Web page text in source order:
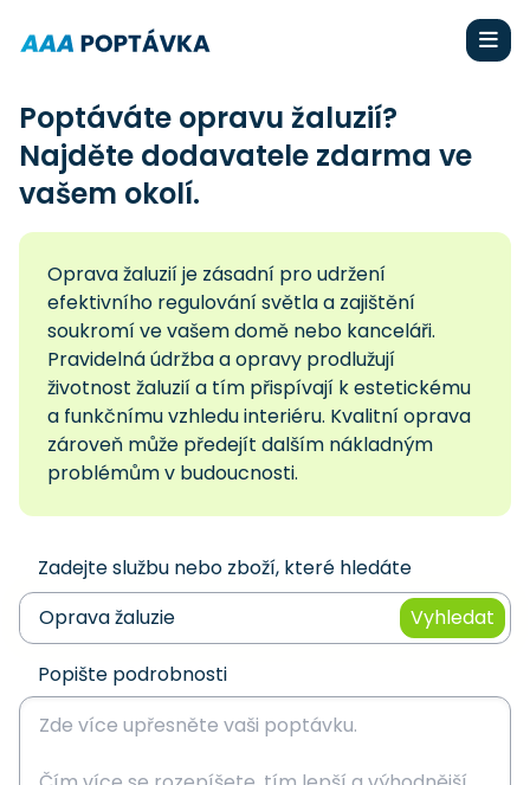
Poptáváte opravu žaluzií?
Najděte dodavatele zdarma ve
vašem okolí.
Oprava žaluzií je zásadní pro udržení
efektivního regulování světla a zajištění
soukromí ve vašem domě nebo kanceláři.
Pravidelná údržba a opravy prodlužují
životnost žaluzií a tím přispívají k estetickému
a funkčnímu vzhledu interiéru. Kvalitní oprava
zároveň může předejít dalším nákladným
problémům v budoucnosti.
Zadejte službu nebo zboží, které hledáte
Vyhledat
Popište podrobnosti